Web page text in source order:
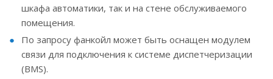
шкафа автоматики, так и на стене обслуживаемого
помещения.
По запросу фанкойл может быть оснащен модулем
связи для подключения к системе диспетчеризации
(BMS).